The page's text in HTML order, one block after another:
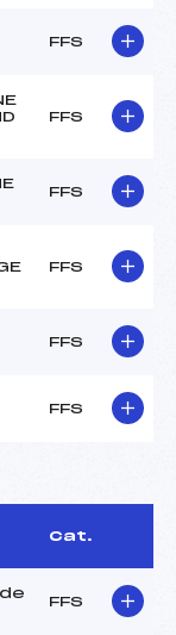
FFS
FFS
FFS
FFS
FFS
FFS
Cat.
FFS